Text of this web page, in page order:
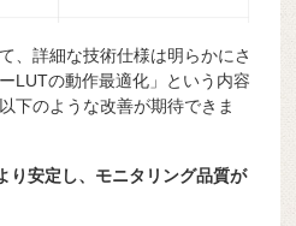
、詳細な技術仕様は明らかにさ
LUTの動作最適化」という内容
下のような改善が期待できま
り安定し、モニタリング品質が